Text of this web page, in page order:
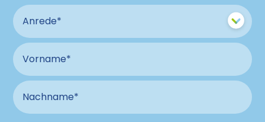
Anrede
Vorname
Nachname